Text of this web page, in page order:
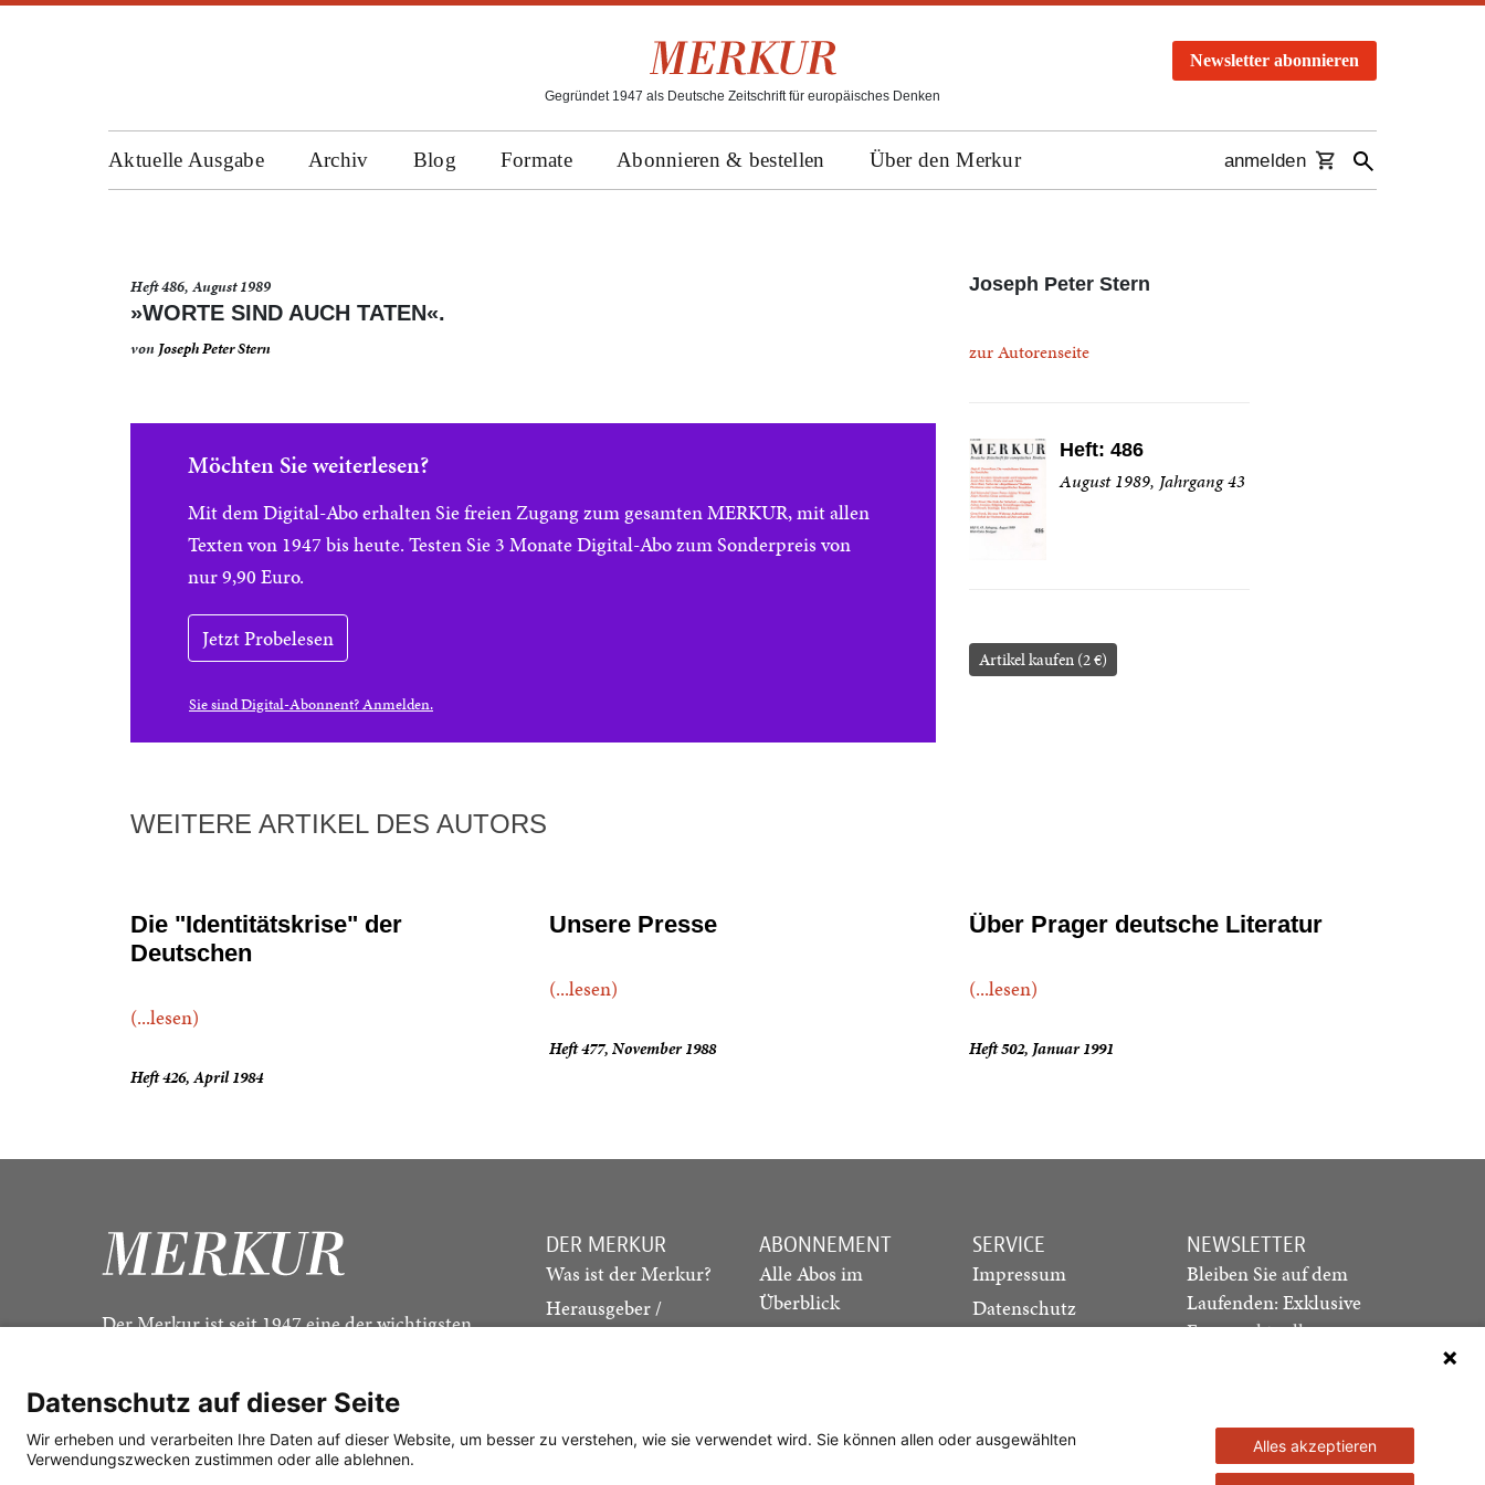
Gegründet 1947 als Deutsche Zeitschrift für europäisches Denken
Newsletter abonnieren
Aktuelle Ausgabe Archiv Blog Formate Abonnieren & bestellen Über den Merkur anmelden
Heft 486, August 1989
»WORTE SIND AUCH TATEN«.
von Joseph Peter Stern
Möchten Sie weiterlesen?
Mit dem Digital-Abo erhalten Sie freien Zugang zum gesamten MERKUR, mit allen
Texten von 1947 bis heute. Testen Sie 3 Monate Digital-Abo zum Sonderpreis von
nur 9,90 Euro.
Jetzt Probelesen
Sie sind Digital-Abonnent? Anmelden.
Joseph Peter Stern
zur Autorenseite
Heft: 486
August 1989, Jahrgang 43
Artikel kaufen (2 €)
WEITERE ARTIKEL DES AUTORS
Die "Identitätskrise" der
Deutschen
(...lesen)
Heft 426, April 1984
Unsere Presse
(...lesen)
Heft 477, November 1988
Über Prager deutsche Literatur
(...lesen)
Heft 502, Januar 1991
Der Merkur ist seit 1947 eine der wichtigsten
DER MERKUR
Was ist der Merkur?
Herausgeber /
Redaktion
ABONNEMENT
Alle Abos im
Überblick
Print-Abo
Studierenden-Abo
SERVICE
Impressum
Datenschutz
NEWSLETTER
Bleiben Sie auf dem
Laufenden: Exklusive
Essays, aktuelle
Newsletter abonnieren
Datenschutz auf dieser Seite
Wir erheben und verarbeiten Ihre Daten auf dieser Website, um besser zu verstehen, wie sie verwendet wird. Sie können allen oder ausgewählten
Verwendungszwecken zustimmen oder alle ablehnen.
Alles akzeptieren